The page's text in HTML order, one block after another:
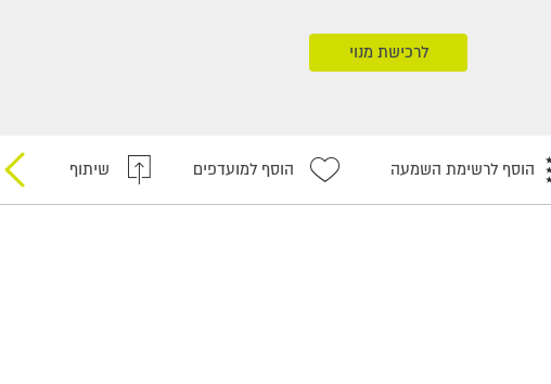
לרכישת מנוי
הוסף לרשימת השמעה הוסף למועדפים שיתוף